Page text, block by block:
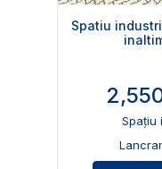
Spatiu
Spațiu